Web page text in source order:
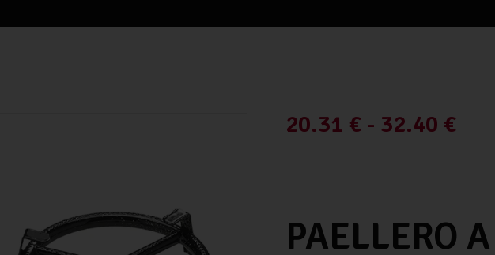
20.31 € - 32.40 €
PAELLERO